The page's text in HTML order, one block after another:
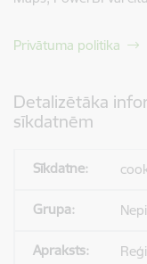
Privātuma politika
Detalizētāka
sīkdatnēm